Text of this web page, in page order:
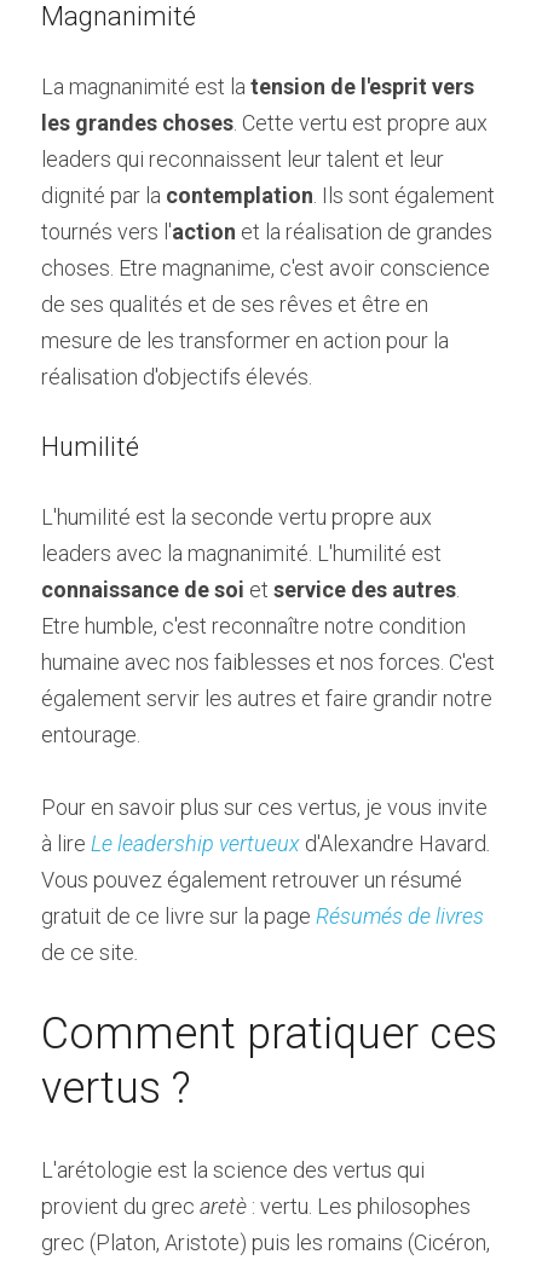
Magnanimité
La magnanimité est la tension de l'esprit vers
les grandes choses . Cette vertu est propre aux
leaders qui reconnaissent leur talent et leur
dignité par la contemplation . Ils sont également
tournés vers l'action et la réalisation de grandes
choses. Etre magnanime, c'est avoir conscience
de ses qualités et de ses rêves et être en
mesure de les transformer en action pour la
réalisation d'objectifs élevés.
Humilité
L'humilité est la seconde vertu propre aux
connaissance de soi et service des autres
Etre humble, c'est reconnaître notre condition
humaine avec nos faiblesses et nos forces. C'est
également servir les autres et faire grandir notre
entourage.
Pour en savoir plus sur ces vertus, je vous invite
à lire Le leadership vertueux d'Alexandre Havard
Vous pouvez également retrouver un résumé
gratuit de ce livre sur la page Résumés de livres
de ce site
Comment pratiquer ces
vertus ?
L'arétologie est la science des vertus qui
provient du grec aretè : vertu. Les philosophes
grec (Platon, Aristote) puis les romains (Cicéron,